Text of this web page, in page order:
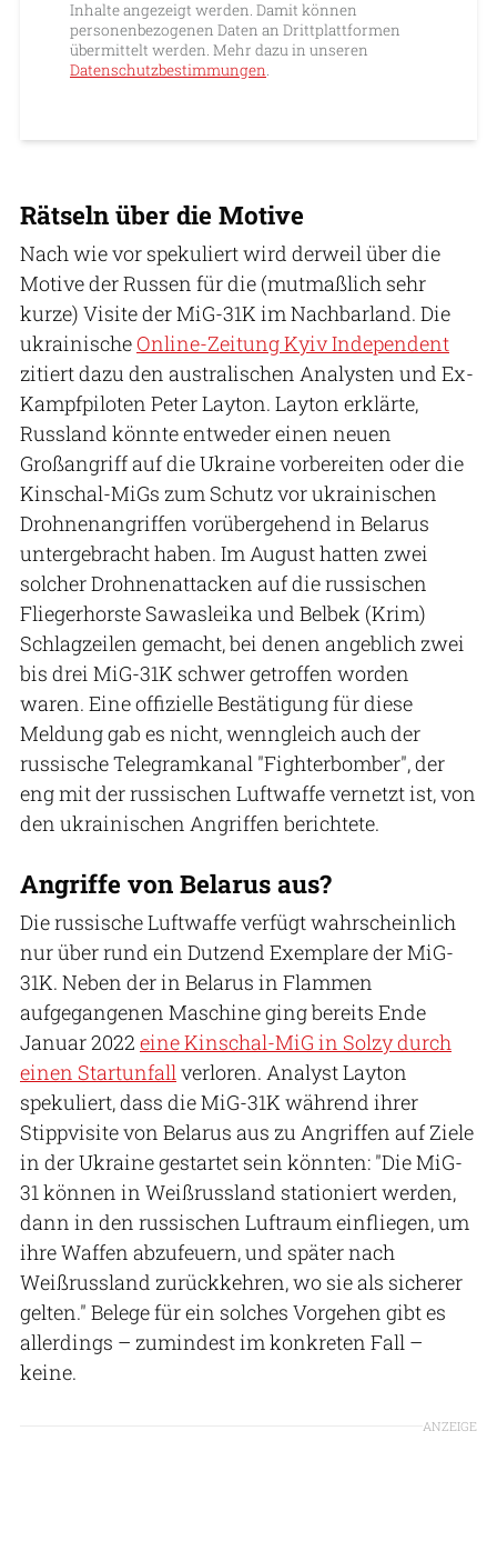
Inhalte angezeigt werden. Damit können
personenbezogenen Daten an Drittplattformen
übermittelt werden. Mehr dazu in unseren
Datenschutzbestimmungen
Rätseln über die Motive
Nach wie vor spekuliert wird derweil über die
Motive der Russen für die (mutmaßlich sehr
kurze) Visite der MiG-31K im Nachbarland. Die
ukrainischeOnline-Zeitung Kyiv Independent
zitiert dazu den australischen Analysten und Ex-
Kampfpiloten Peter Layton. Layton erklärte,
Russland könnte entweder einen neuen
Großangriff auf die Ukraine vorbereiten oder die
Kinschal-MiGs zum Schutz vor ukrainischen
Drohnenangriffen vorübergehend in Belarus
untergebracht haben. Im August hatten zwei
solcher Drohnenattacken auf die russischen
Fliegerhorste Sawasleika und Belbek (Krim)
Schlagzeilen gemacht, bei denen angeblich zwei
bis drei MiG-31K schwer getroffen worden
waren. Eine offizielle Bestätigung für diese
Meldung gab es nicht, wenngleich auch der
russische Telegramkanal "Fighterbomber", der
eng mit der russischen Luftwaffe vernetzt ist, von
den ukrainischen Angriffen berichtete.
Angriffe von Belarus aus?
Die russische Luftwaffe verfügt wahrscheinlich
nur über rund ein Dutzend Exemplare der MiG-
31K. Neben der in Belarus in Flammen
aufgegangenen Maschine ging bereits Ende
Januar 2022 eine Kinschal-MiG in Solzy durch
einen Startunfall verloren. Analyst Layton
spekuliert, dass die MiG-31K während ihrer
Stippvisite von Belarus aus zu Angriffen auf Ziele
in der Ukraine gestartet sein könnten: "Die MiG-
31 können in Weißrussland stationiert werden,
dann in den russischen Luftraum einfliegen, um
ihre Waffen abzufeuern, und später nach
Weißrussland zurückkehren, wo sie als sicherer
gelten." Belege für ein solches Vorgehen gibt es
allerdings – zumindest im konkreten Fall –
keine.
ANZEIGE